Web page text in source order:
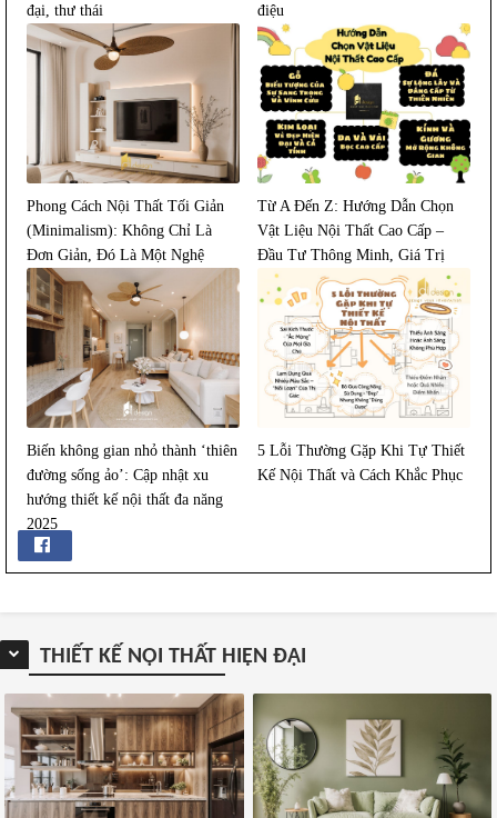
đại, thư thái
điệu
Phong Cách Nội Thất Tối Giản
(Minimalism): Không Chỉ Là
Đơn Giản, Đó Là Một Nghệ
Thuật Sống
Từ A Đến Z: Hướng Dẫn Chọn
Vật Liệu Nội Thất Cao Cấp –
Đầu Tư Thông Minh, Giá Trị
Bền Lâu
Biến không gian nhỏ thành ‘thiên
đường sống ảo’: Cập nhật xu
hướng thiết kế nội thất đa năng
2025
5 Lỗi Thường Gặp Khi Tự Thiết
Kế Nội Thất và Cách Khắc Phục
THIẾT KẾ NỘI THẤT HIỆN ĐẠI